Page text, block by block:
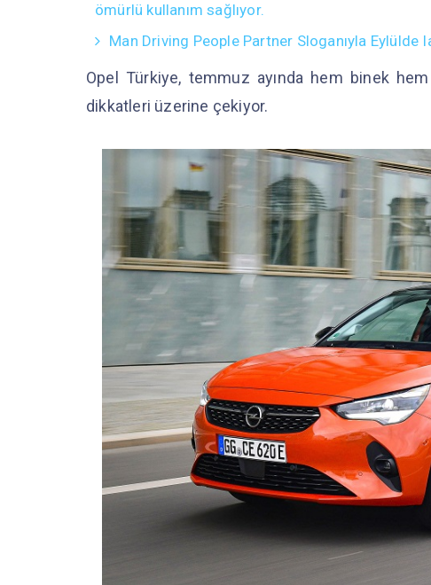
ömürlü kullanım sağlıyor.
Man Driving People Partner Sloganıyla
Opel Türkiye, temmuz ayında hem binek
dikkatleri üzerine çekiyor.